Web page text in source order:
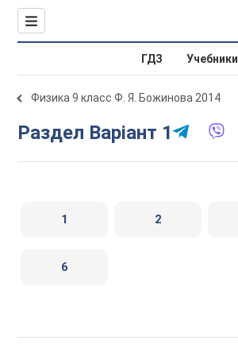
ГДЗ Учебники
Физика 9 класс Ф. Я. Божинова 2014
Раздел Варіант 1
1 2
6